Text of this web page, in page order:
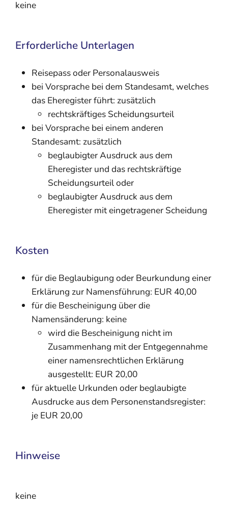
keine
Erforderliche Unterlagen
Reisepass oder Personalausweis
bei Vorsprache bei dem Standesamt, welches
das Eheregister führt: zusätzlich
rechtskräftiges Scheidungsurteil
bei Vorsprache bei einem anderen
Standesamt: zusätzlich
beglaubigter Ausdruck aus dem
Eheregister und das rechtskräftige
Scheidungsurteil oder
beglaubigter Ausdruck aus dem
Eheregister mit eingetragener Scheidung
Kosten
für die Beglaubigung oder Beurkundung einer
Erklärung zur Namensführung: EUR 40,00
für die Bescheinigung über die
Namensänderung: keine
wird die Bescheinigung nicht im
Zusammenhang mit der Entgegennahme
einer namensrechtlichen Erklärung
ausgestellt: EUR 20,00
für aktuelle Urkunden oder beglaubigte
Ausdrucke aus dem Personenstandsregister:
je EUR 20,00
Hinweise
keine